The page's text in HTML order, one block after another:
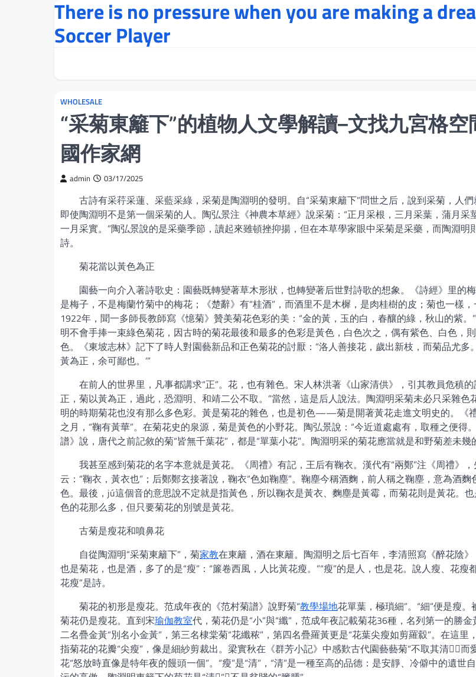
There is no pressure when you are making a
Soccer Player
WHOLESALE
“采菊東籬下”的植物人文學解讀–文找九宮格空
國作家網
admin 03/17/2025
古詩有采荇采蓮、采藍采綠，采菊是陶淵明的發明。自“采菊東籬下”問世之后，說到采菊，人們
即使陶淵明不是第一個采菊的人。陶弘景注《神農本草經》說采菊：“正月采根，三月采葉，蒲月采
一月采實。”陶弘景說的是采藥季節，讀起來雖頓挫抑揚，但在本草學家眼中采菊是采藥，而陶淵明
詩。
菊花當以黃色為正
園藝一向介入著詩歌史：園藝既轉變著草木形狀，也轉變著后世對詩歌的想象。《詩經》里的
是梅子，不是梅蘭竹菊中的梅花；《楚辭》有“桂酒”，而酒里不是木樨，是肉桂樹的皮；菊也一樣，
1922年，聞一多師長教師寫《憶菊》贊美菊花色彩的美：“金的黃，玉的白，春釀的綠，秋山的紫。
明不會手捧一束綠色菊花，因古時的菊花最後和最多的色彩是黃色，白色次之，偶有紫色、白色，
色。《東坡志林》記下了時人對園藝新品和正色菊花的討厭：“洛人善接花，歲出新枝，而菊品尤多
黃為正，余可鄙也。’”
在前人的世界里，凡事都講求“正”。花，也有雜色。宋人林洪著《山家清供》，引其教員危稹的
正，菊以黃為正，過此，恐淵明、和靖二公不取。”當然，這是后人說法。陶淵明采菊未必只采雜色
明的時期菊花也沒有那么多色彩。黃是菊花的雜色，也是初色——菊是開著黃花走進文明史的。《
之月，“鞠有黃華”。在菊花史的泉源，菊是黃色的小野花。陶弘景說：“今近道處處有，取種之便得
譜》說，唐代之前記敘的菊“皆無千葉花”，都是“單葉小花”。陶淵明采的菊花應當就是和野菊差未幾
我甚至感到菊花的名字本意就是黃花。《周禮》有記，王后有鞠衣。漢代有“兩鄭”注《周禮》
云：“鞠衣，黃衣也”；后鄭鄭玄接著說，鞠衣“色如鞠塵”。鞠塵今稱酒麴，前人稱之鞠塵，意為酒
色。最後，jú這個音的意思說不定就是指黃色，所以鞠衣是黃衣、麴塵是黃霉，而菊花則是黃花。
色的花那么多，但只要菊花的別號是黃花。
古菊是瘦花和噴鼻花
自從陶淵明“采菊東籬下”，菊家教在東籬，酒在東籬。陶淵明之后七百年，李清照寫《醉花陰》
也是菊花，也是酒，多了的是“瘦”：“簾卷西風，人比黃花瘦。”“瘦”的是人，也是花。說人瘦、花瘦
花瘦”是詩。
菊花的初形是瘦花。范成年夜的《范村菊譜》說野菊“教學場地花單葉，極瑣細”。“細”便是瘦
菊花仍是瘦花。直到宋瑜伽教室代，菊花仍是“小”與“纖”，范成年夜記載菊花36種，名列第一的勝金
二名疊金黃“別名小金黃”，第三名棣棠菊“花纖秾”，第四名疊羅黃更是“花葉尖瘦如剪羅縠”。在這里
指菊花的花瓣“尖瘦”，像是細紗剪裁出。梁實秋在《群芳小記》中感歎古代園藝藝菊“不取其清，而
花“怒放時直像是特年夜的饅頭一個”。“瘦”是“清”，“清”是一種至高的品德：是安靜、冷僻中的遺世